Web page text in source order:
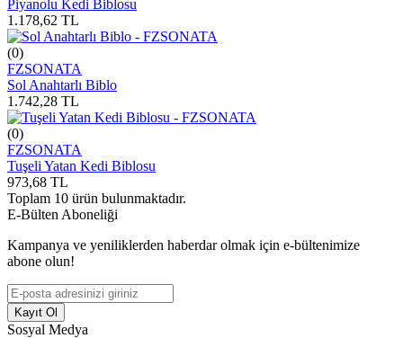
Piyanolu Kedi Biblosu
1.178,62 TL
(0)
FZSONATA
Sol Anahtarlı Biblo
1.742,28 TL
(0)
FZSONATA
Tuşeli Yatan Kedi Biblosu
973,68 TL
Toplam 10 ürün bulunmaktadır.
E-Bülten Aboneliği
Kampanya ve yeniliklerden haberdar olmak için e-bültenimize
abone olun!
Kayıt Ol
Sosyal Medya